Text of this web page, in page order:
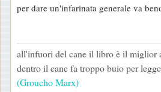
s
a
g
g
i
per dare un'infarinata generale va
all'infuori del cane il libro è il miglior
dentro il cane fa troppo buio per
(Groucho Marx)